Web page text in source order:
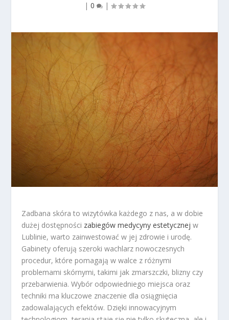
| 0 |
Zadbana skóra to wizytówka każdego z nas, a w dobie
dużej dostępności zabiegów medycyny estetycznej w
Lublinie, warto zainwestować w jej zdrowie i urodę.
Gabinety oferują szeroki wachlarz nowoczesnych
procedur, które pomagają w walce z różnymi
problemami skórnymi, takimi jak zmarszczki, blizny czy
przebarwienia. Wybór odpowiedniego miejsca oraz
techniki ma kluczowe znaczenie dla osiągnięcia
zadowalających efektów. Dzięki innowacyjnym